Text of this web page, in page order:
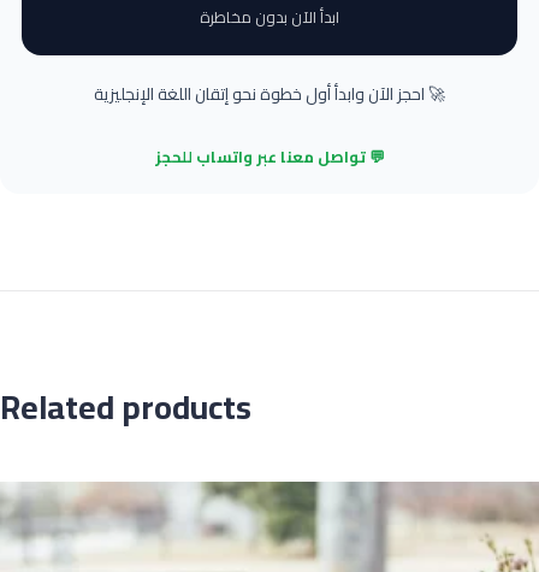
ابدأ الآن بدون مخاطرة
🚀 احجز الآن وابدأ أول خطوة نحو إتقان اللغة الإنجليزية
💬 تواصل معنا عبر واتساب للحجز
Related products